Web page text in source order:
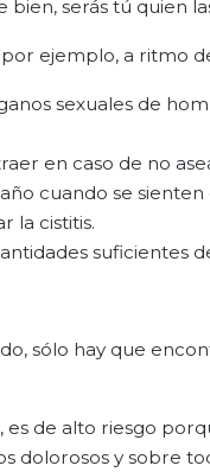
serás tú quien
ejemplo, a ritmo
sexuales de
en caso de no
cuando se
la cistitis.
suficientes
sólo hay que
de alto riesgo
dolorosos y sobre